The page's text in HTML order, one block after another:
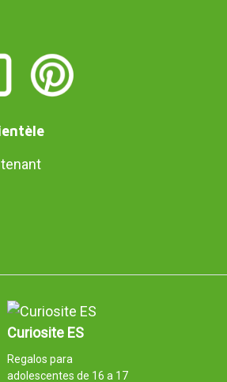
Curiosite ES
Regalos para
adolescentes de 16 a 17